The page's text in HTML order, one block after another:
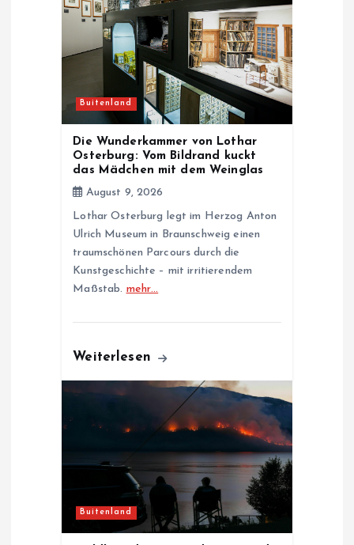
Buitenland
Die Wunderkammer von Lothar
Osterburg: Vom Bildrand kuckt
das Mädchen mit dem Weinglas
August 9, 2026
Lothar Osterburg legt im Herzog Anton
Ulrich Museum in Braunschweig einen
traumschönen Parcours durch die
Kunstgeschichte – mit irritierendem
Maßstab. mehr…
Weiterlesen
Buitenland